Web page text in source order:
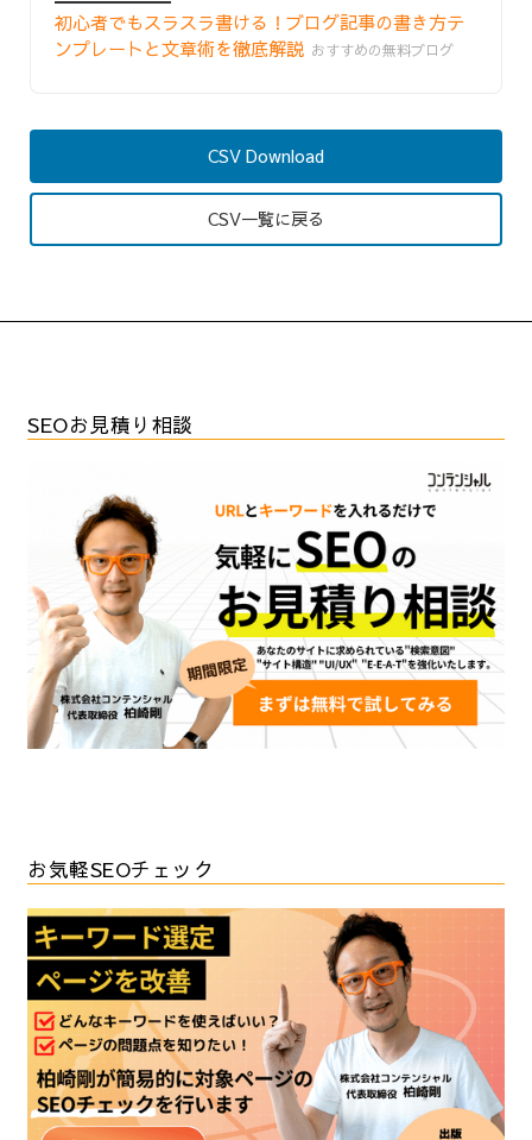
初心者でもスラスラ書ける！ブログ記事の書き方テ
ンプレートと文章術を徹底解説 おすすめの無料ブログ
CSV Download
CSV一覧に戻る
SEOお見積り相談
お気軽SEOチェック